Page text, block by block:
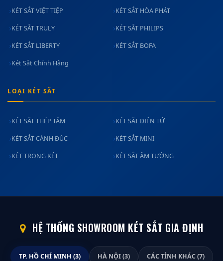
KÉT SẮT VIỆT TIỆP KÉT SẮT HÒA PHÁT
KÉT SẮT TRULY KÉT SẮT PHILIPS
KÉT SẮT LIBERTY KÉT SẮT BOFA
Két Sắt Chính Hãng
LOẠI KÉT SẮT
KÉT SẮT THÉP TẤM KÉT SẮT ĐIỆN TỬ
KÉT SẮT CÁNH ĐÚC KÉT SẮT MINI
KÉT TRONG KÉT KÉT SẮT ÂM TƯỜNG
HỆ THỐNG SHOWROOM KÉT SẮT GIA ĐỊNH
TP. HỒ CHÍ MINH (3) HÀ NỘI (3) CÁC TỈNH KHÁC (7)